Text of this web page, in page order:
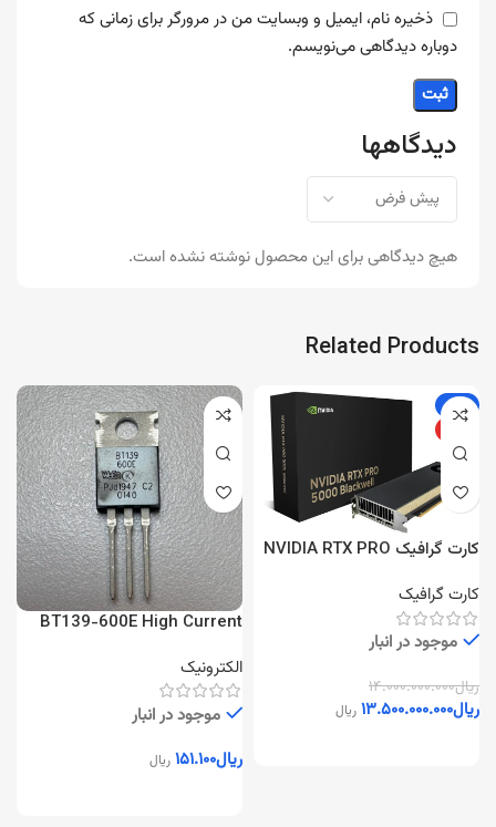
دیدگاهها
هیچ دیدگاهی برای این محصول نوشته نشده است.
ذخیره نام، ایمیل و وبسایت من در مرورگر برای زمانی که
دوباره دیدگاهی می‌نویسم.
Related Products
کارت گرافیک NVIDIA RTX PRO
کارت گرافیک
موجود در انبار
ریال۱۴.۰۰۰.۰۰۰.۰۰۰
ریال۱۳.۵۰۰.۰۰۰.۰۰۰ ریال
BT139-600E High Current
الکترونیک
موجود در انبار
ریال۱۵۱.۱۰۰ ریال